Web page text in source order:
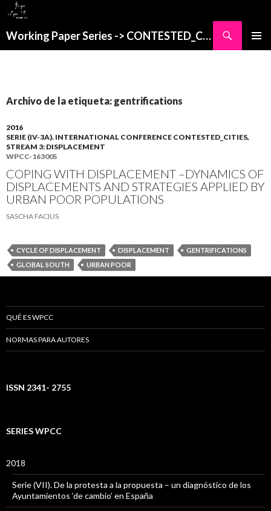
Working Paper Series -> CONTESTED_CITIES
Archivo de la etiqueta: gentrifications
2016
SERIE (IV-3A). INTERNATIONAL CONFERENCE CONTESTED_CITIES,
STREAM 3: DISPLACEMENT
WPCC-163005
COPING WITH DISPLACEMENT –DYNAMICS OF
DISPLACEMENTS AND STRATEGIES APPLIED BY
URBAN POOR POPULATIONS
SASCHA FACIUS
CYCLE OF DISPLACEMENT DISPLACEMENT
GENTRIFICATIONS
GLOBAL SOUTH
URBAN POOR
QUÉ ES WPCC
NORMAS PARA AUTORES
ISSN 2341- 2755
SERIES WPCC
2018
Serie (VII). De la protesta a la propuesta – un diagnóstico de los
Ayuntamientos ‘de cambio’ en España